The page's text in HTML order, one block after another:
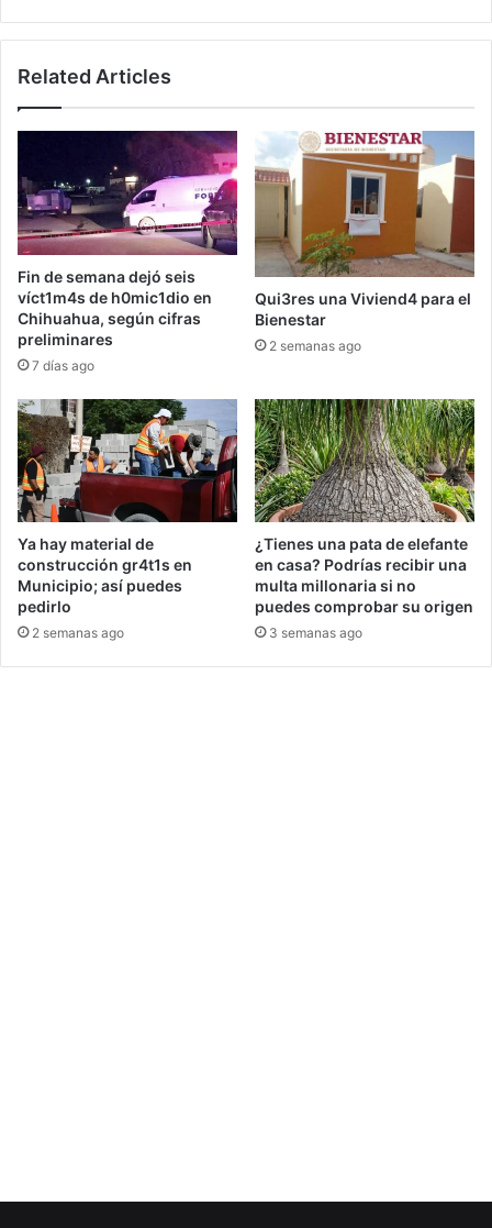
Related Articles
Fin de semana dejó seis
víct1m4s de h0mic1dio en
Chihuahua, según cifras
preliminares
7 días ago
Qui3res una Viviend4 para el
Bienestar
2 semanas ago
Ya hay material de
construcción gr4t1s en
Municipio; así puedes
pedirlo
2 semanas ago
¿Tienes una pata de elefante
en casa? Podrías recibir una
multa millonaria si no
puedes comprobar su origen
3 semanas ago